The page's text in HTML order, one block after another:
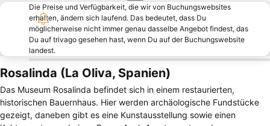
Die Preise und Verfügbarkeit, die wir von Buchungswebsites
erhalten, ändern sich laufend. Das bedeutet, dass Du
möglicherweise nicht immer genau dasselbe Angebot findest, das
Du auf trivago gesehen hast, wenn Du auf der Buchungswebsite
landest.
Rosalinda (La Oliva, Spanien)
Das Museum Rosalinda befindet sich in einem restaurierten,
historischen Bauernhaus. Hier werden archäologische Fundstücke
gezeigt, daneben gibt es eine Kunstausstellung sowie einen